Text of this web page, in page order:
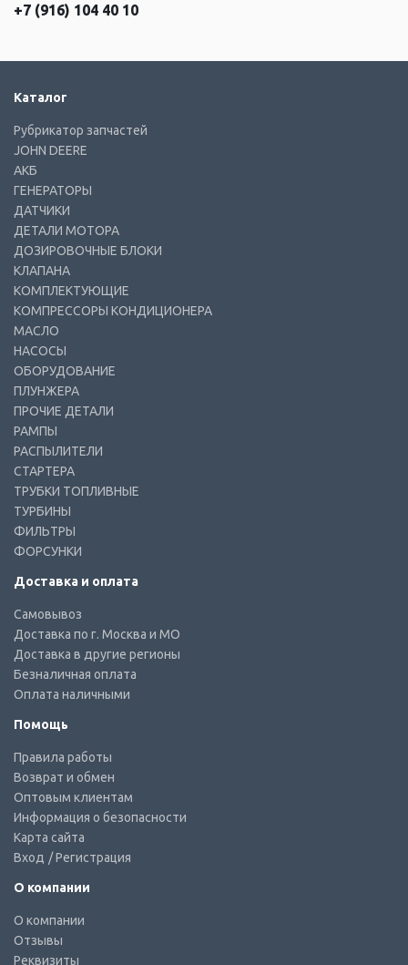
+7 (916) 104 40 10
Каталог
Рубрикатор запчастей
JOHN DEERE
АКБ
ГЕНЕРАТОРЫ
ДАТЧИКИ
ДЕТАЛИ МОТОРА
ДОЗИРОВОЧНЫЕ БЛОКИ
КЛАПАНА
КОМПЛЕКТУЮЩИЕ
КОМПРЕССОРЫ КОНДИЦИОНЕРА
МАСЛО
НАСОСЫ
ОБОРУДОВАНИЕ
ПЛУНЖЕРА
ПРОЧИЕ ДЕТАЛИ
РАМПЫ
РАСПЫЛИТЕЛИ
СТАРТЕРА
ТРУБКИ ТОПЛИВНЫЕ
ТУРБИНЫ
ФИЛЬТРЫ
ФОРСУНКИ
Доставка и оплата
Самовывоз
Доставка по г. Москва и МО
Доставка в другие регионы
Безналичная оплата
Оплата наличными
Помощь
Правила работы
Возврат и обмен
Оптовым клиентам
Информация о безопасности
Карта сайта
Вход / Регистрация
О компании
О компании
Отзывы
Реквизиты